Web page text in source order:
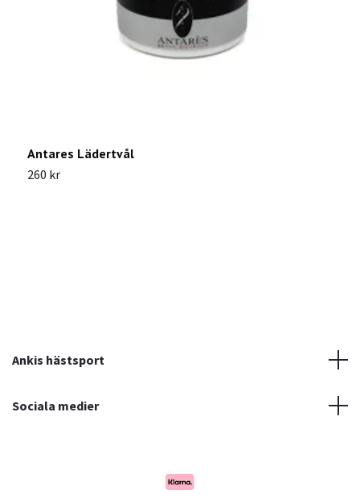
Antares Lädertvål
260 kr
Ankis hästsport
Sociala medier